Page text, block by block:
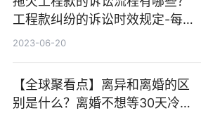
工程款纠纷的诉讼时效规定-每日
热门
2023-06-20
【全球聚看点】离异和离婚的区
别是什么？离婚不想等30天冷静